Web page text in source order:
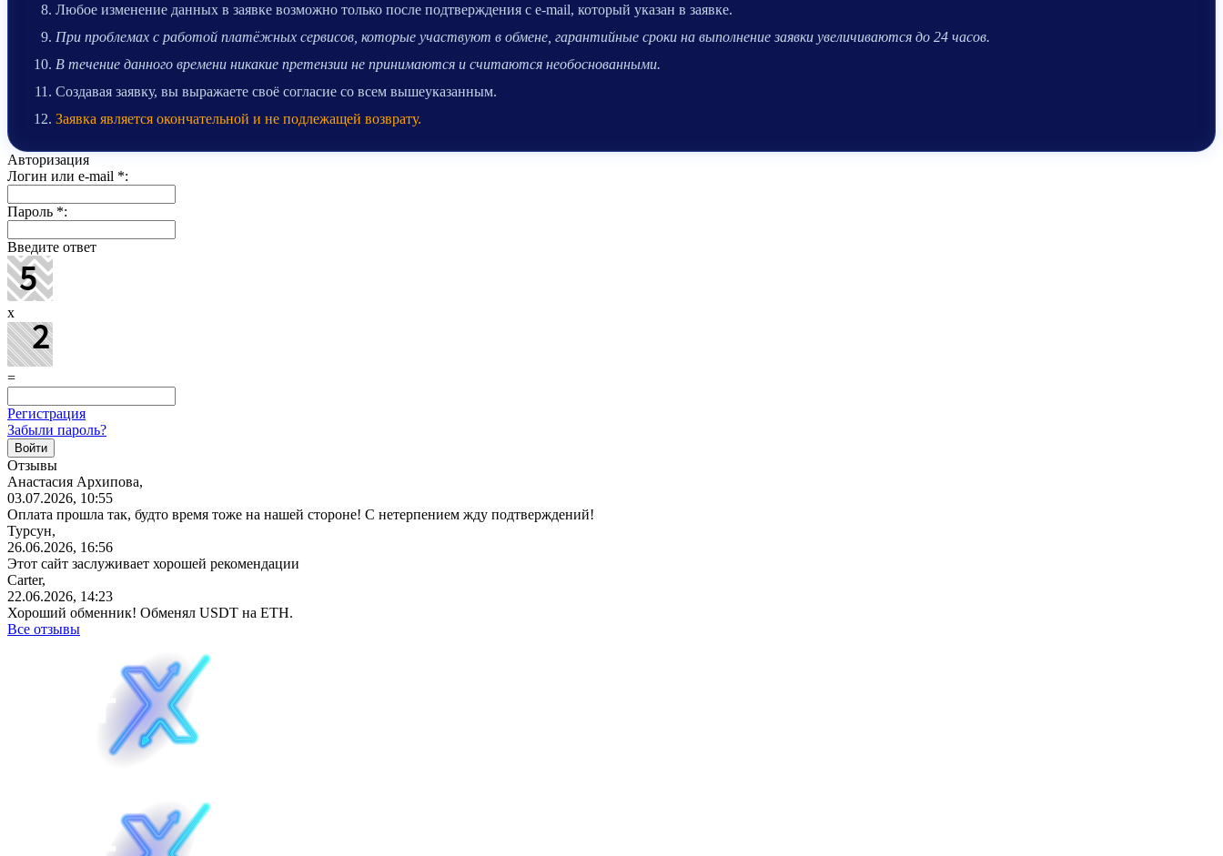
Любое изменение данных в заявке возможно только после подтверждения с e-mail, который указан в заявке.
При проблемах с работой платёжных сервисов, которые участвуют в обмене, гарантийные сроки на выполнение заявки увеличиваются до 24 часов.
В течение данного времени никакие претензии не принимаются и считаются необоснованными.
Создавая заявку, вы выражаете своё согласие со всем вышеуказанным.
Заявка является окончательной и не подлежащей возврату.
Авторизация
Логин или e-mail *:
Пароль *:
Введите ответ
x
=
Регистрация
Забыли пароль?
Отзывы
Анастасия Архипова,
03.07.2026, 10:55
Оплата прошла так, будто время тоже на нашей стороне! С нетерпением жду подтверждений!
Турсун,
26.06.2026, 16:56
Этот сайт заслуживает хорошей рекомендации
Carter,
22.06.2026, 14:23
Хороший обменник! Обменял USDT на ETH.
Все отзывы